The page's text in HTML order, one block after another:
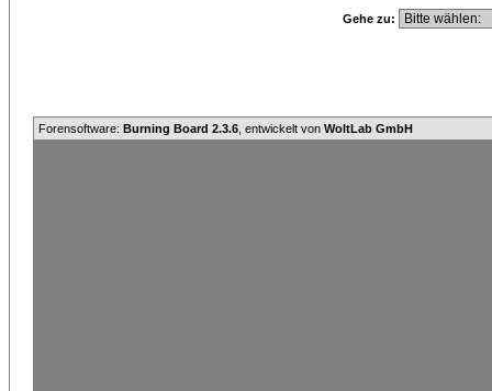
Gehe zu:
Forensoftware: Burning Board 2.3.6 , entwickelt von WoltLab GmbH